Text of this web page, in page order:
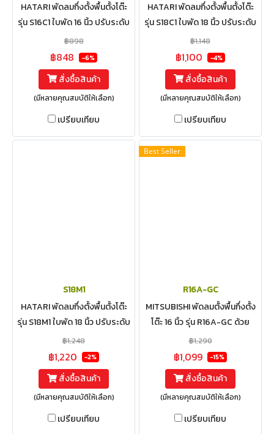
HATARI พัดลมกึ่งตั้งพื้นตั้งโต๊ะ
รุ่น S16C1 ใบพัด 16 นิ้ว ปรับระดับ
ความสูงได้ 6 ระดับ ตั้งแต่ 84.1 -
105.0 ซม
฿898
฿848 -6%
สั่งซื้อสินค้า
(มีหลายคุณสมบัติให้เลือก)
เปรียบเทียบ
HATARI พัดลมกึ่งตั้งพื้นตั้งโต๊ะ
รุ่น S18C1 ใบพัด 18 นิ้ว ปรับระดับ
ความสูงได้ 6 ระดับ 95.7 - 114.6
ซม.
฿1,148
฿1,100 -4%
สั่งซื้อสินค้า
(มีหลายคุณสมบัติให้เลือก)
เปรียบเทียบ
S18M1
HATARI พัดลมกึ่งตั้งพื้นตั้งโต๊ะ
รุ่น S18M1 ใบพัด 18 นิ้ว ปรับระดับ
ความสูงได้ 5 ระดับ ตั้งแต่ 97.0 -
116.5 เซนติเมตร
฿1,248
฿1,220 -2%
สั่งซื้อสินค้า
(มีหลายคุณสมบัติให้เลือก)
เปรียบเทียบ
Best Seller
R16A-GC
MITSUBISHI พัดลมตั้งพื้นกึ่งตั้ง
โต๊ะ 16 นิ้ว รุ่น R16A-GC ด้วย
หน้ากากดีไซน์ใหม่ ปลอดสนิม ถอด
ล้างง่าย ปรับความสูงได้
฿1,290
฿1,099 -15%
สั่งซื้อสินค้า
(มีหลายคุณสมบัติให้เลือก)
เปรียบเทียบ